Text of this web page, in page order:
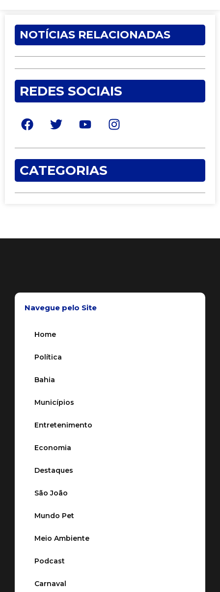
NOTÍCIAS RELACIONADAS
REDES SOCIAIS
CATEGORIAS
Navegue pelo Site
Home
Política
Bahia
Municípios
Entretenimento
Economia
Destaques
São João
Mundo Pet
Meio Ambiente
Podcast
Carnaval